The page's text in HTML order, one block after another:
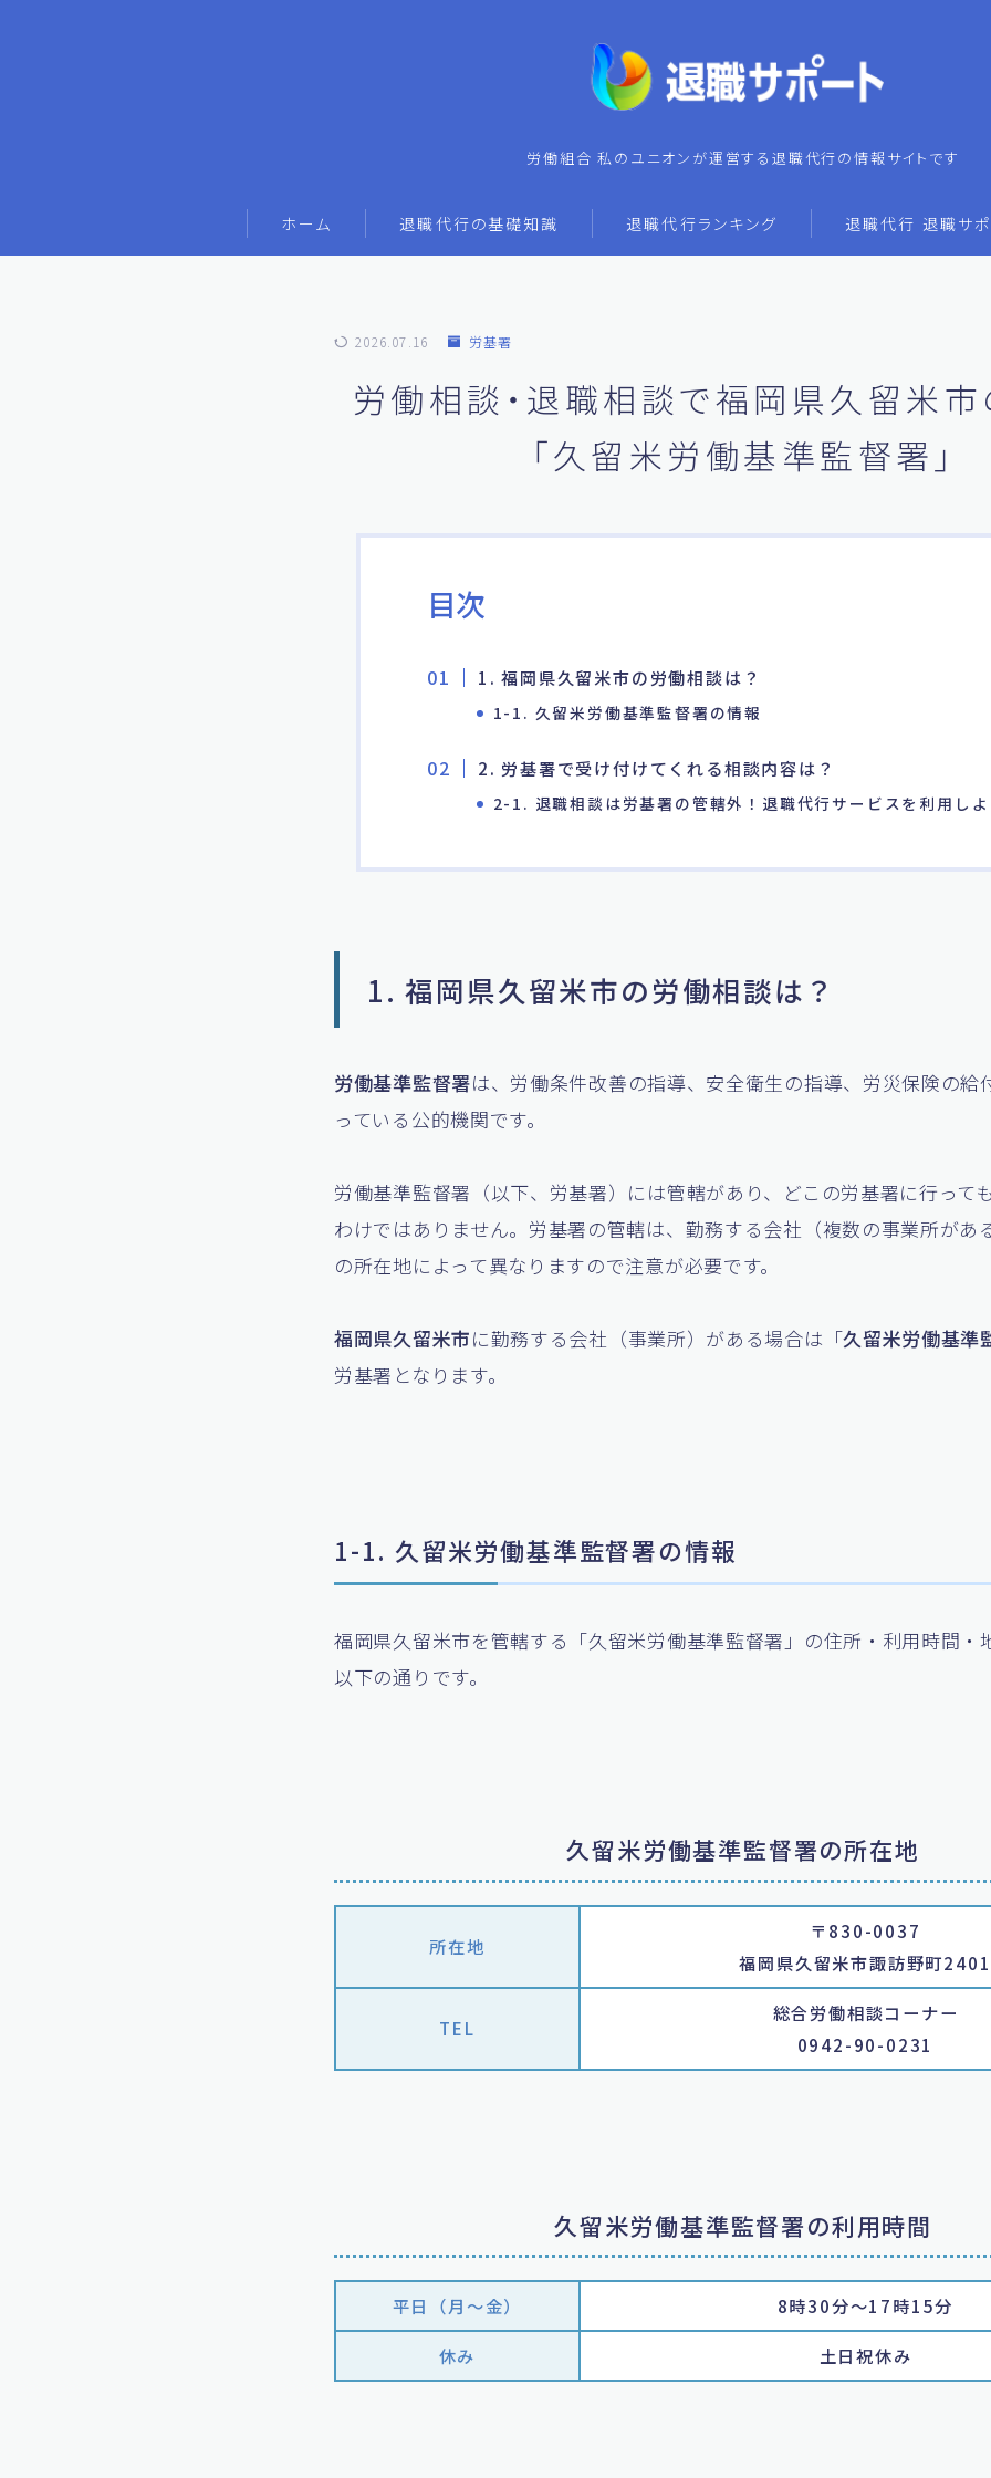
労働組合 私のユニオンが運営する退職代行の情報サイトです
ホーム 退職代行の基礎知識 退職代行ランキング 退職代行 退職サポ
2026.07.16 労基署
労働相談・退職相談で福岡県久留米
「久留米労働基準監督署」
目次
1. 福岡県久留米市の労働相談は？
1-1. 久留米労働基準監督署の情報
2. 労基署で受け付けてくれる相談内容は？
2-1. 退職相談は労基署の管轄外！退職代行サービスを利用しよ
1. 福岡県久留米市の労働相談は？
労働基準監督署は、労働条件改善の指導、安全衛生の指導、労災保険の給
っている公的機関です。
労働基準監督署（以下、労基署）には管轄があり、どこの労基署に行って
わけではありません。労基署の管轄は、勤務する会社（複数の事業所があ
の所在地によって異なりますので注意が必要です。
福岡県久留米市に勤務する会社（事業所）がある場合は「久留米労働基準
労基署となります。
1-1. 久留米労働基準監督署の情報
福岡県久留米市を管轄する「久留米労働基準監督署」の住所・利用時間・
以下の通りです。
久留米労働基準監督署の所在地
所在地
〒830-0037
福岡県久留米市諏訪野町2401
TEL
総合労働相談コーナー
0942-90-0231
久留米労働基準監督署の利用時間
平日（月〜金） 8時30分～17時15分
休み 土日祝休み